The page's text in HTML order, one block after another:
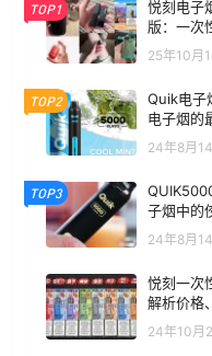
TOP1
悦刻电子
版：一次
弹全价位
25年10月
TOP2
Quik电子
电子烟的
24年8月
TOP3
子烟中的
24年8月
悦刻一次
解析价格
24年10月